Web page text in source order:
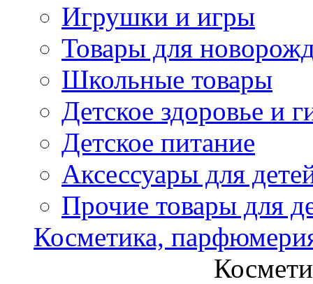
Игрушки и игры
Товары для
Школьные товары
Детское здоровье и
Детское питание
Аксессуары для
Прочие товары для
Косметика,